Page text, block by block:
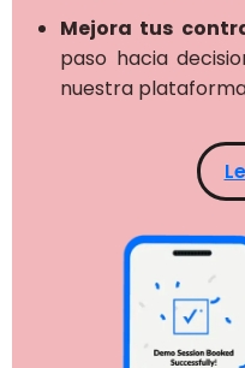
Mejora tus
paso hacia
nuestra